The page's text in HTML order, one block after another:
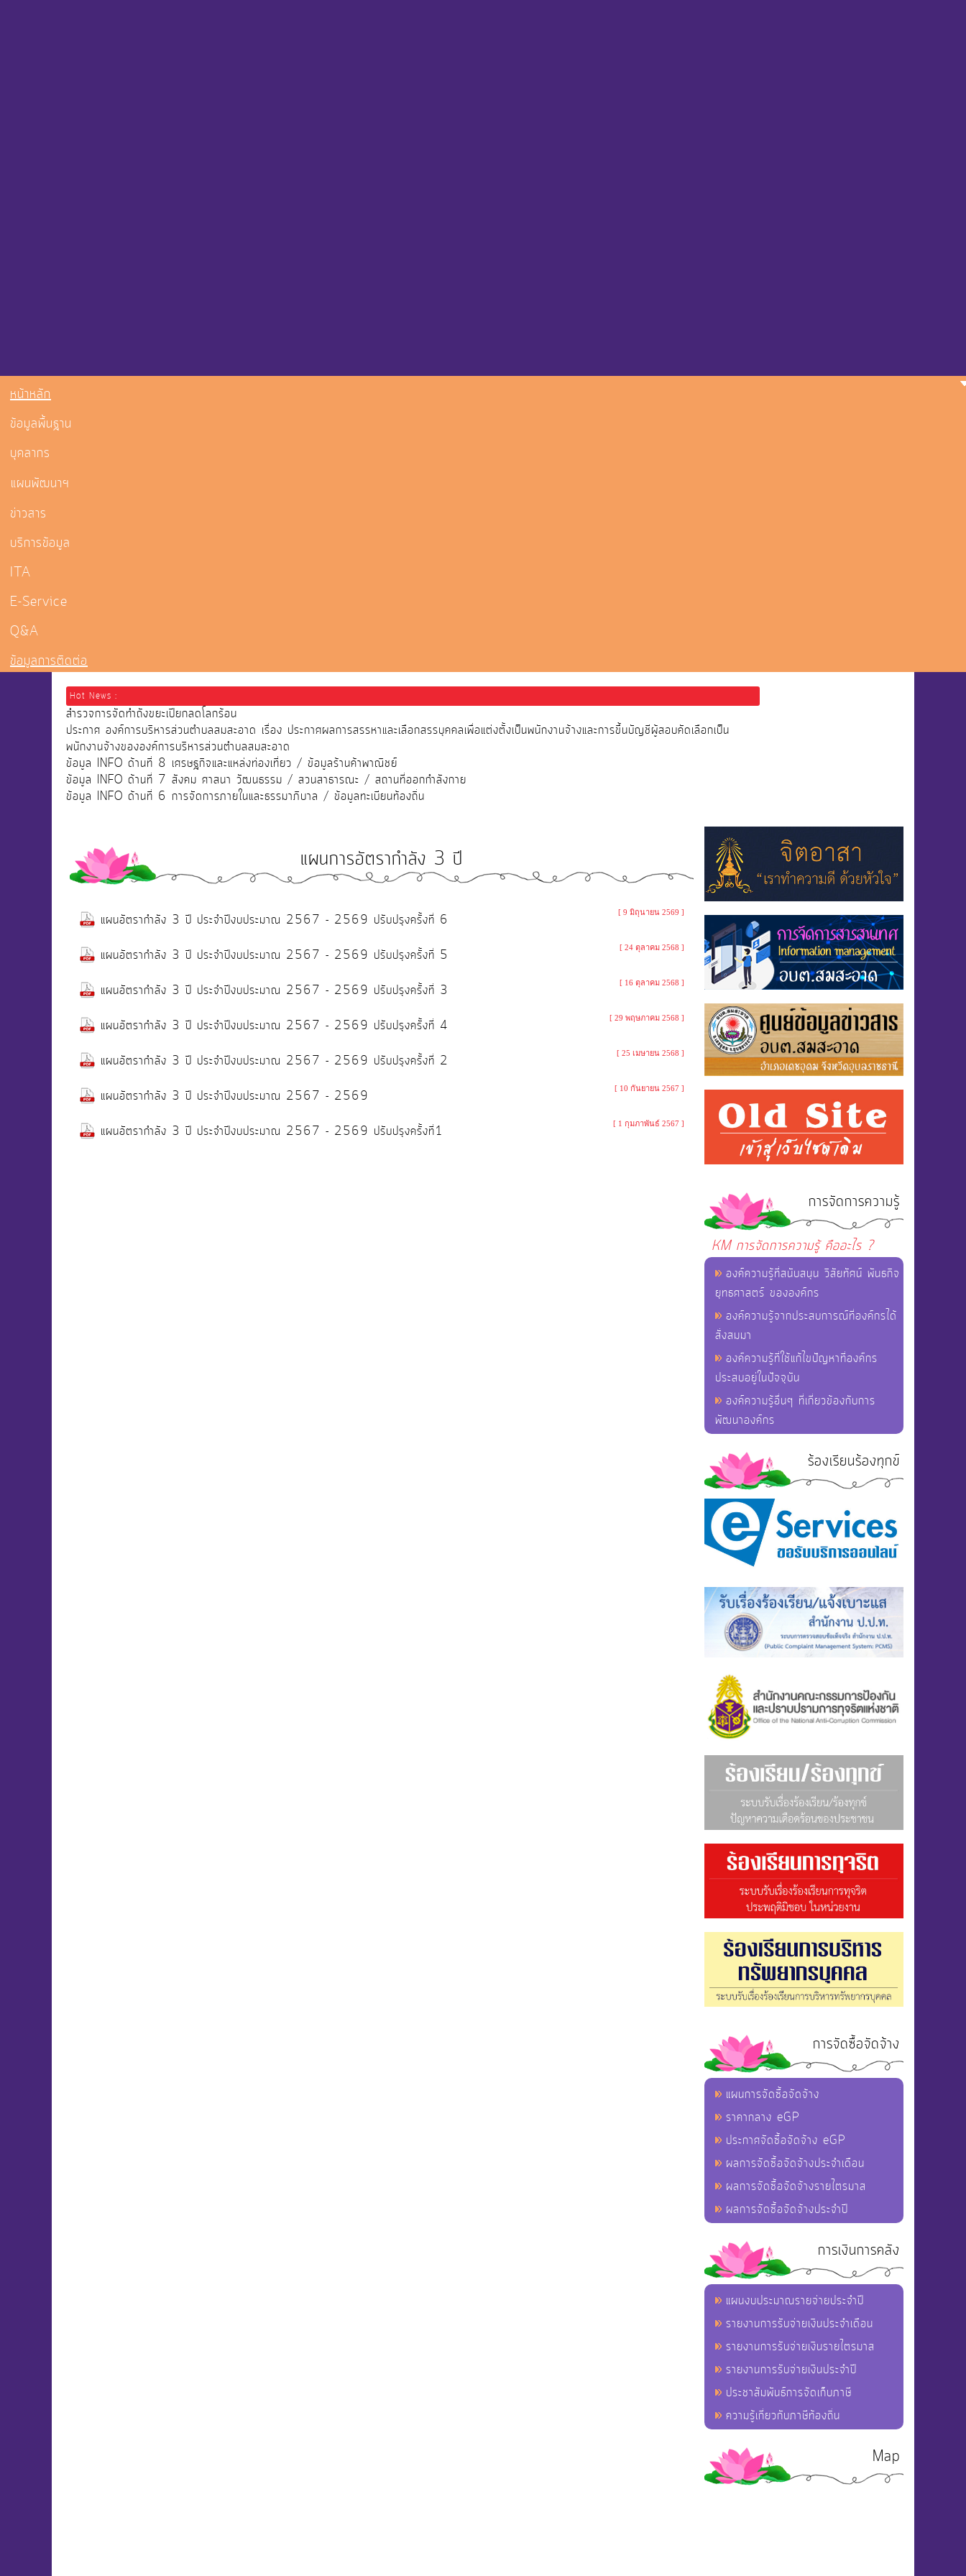
หน้าหลัก
ข้อมูลพื้นฐาน
บุคลากร
แผนพัฒนาฯ
ข่าวสาร
บริการข้อมูล
ITA
E-Service
Q&A
ข้อมูลการติดต่อ
Hot News :
สำรวจการจัดทำถังขยะเปียกลดโลกร้อน
ประกาศ องค์การบริหารส่วนตำบลสมสะอาด เรื่อง ประกาศผลการสรรหาและเลือกสรรบุคคลเพื่อแต่งตั้งเป็นพนักงานจ้างและการขึ้นบัญชีผู้สอบคัดเลือกเป็น
พนักงานจ้างขององค์การบริหารส่วนตำบลสมสะอาด
ข้อมูล INFO ด้านที่ 8 เศรษฐกิจและแหล่งท่องเที่ยว / ข้อมูลร้านค้าพาณิชย์
ข้อมูล INFO ด้านที่ 7 สังคม ศาสนา วัฒนธรรม / สวนสาธารณะ / สถานที่ออกกำลังกาย
ข้อมูล INFO ด้านที่ 6 การจัดการภายในและธรรมาภิบาล / ข้อมูลทะเบียนท้องถิ่น
แผนการอัตรากำลัง 3 ปี
แผนอัตรากำลัง 3 ปี ประจำปีงบประมาณ 2567 - 2569 ปรับปรุงครั้งที่ 6 [ 9 มิถุนายน 2569 ]
แผนอัตรากำลัง 3 ปี ประจำปีงบประมาณ 2567 - 2569 ปรับปรุงครั้งที่ 5 [ 24 ตุลาคม 2568 ]
แผนอัตรากำลัง 3 ปี ประจำปีงบประมาณ 2567 - 2569 ปรับปรุงครั้งที่ 3 [ 16 ตุลาคม 2568 ]
แผนอัตรากำลัง 3 ปี ประจำปีงบประมาณ 2567 - 2569 ปรับปรุงครั้งที่ 4 [ 29 พฤษภาคม 2568 ]
แผนอัตรากำลัง 3 ปี ประจำปีงบประมาณ 2567 - 2569 ปรับปรุงครั้งที่ 2 [ 25 เมษายน 2568 ]
แผนอัตรากำลัง 3 ปี ประจำปีงบประมาณ 2567 - 2569 [ 10 กันยายน 2567 ]
แผนอัตรากำลัง 3 ปี ประจำปีงบประมาณ 2567 - 2569 ปรับปรุงครั้งที่1 [ 1 กุมภาพันธ์ 2567 ]
การจัดการความรู้
KM การจัดการความรู้ คืออะไร ?
องค์ความรู้ที่สนับสนุน วิสัยทัศน์ พันธกิจ
ยุทธศาสตร์ ขององค์กร
องค์ความรู้จากประสบการณ์ที่องค์กรได้
สั่งสมมา
องค์ความรู้ที่ใช้แก้ไขปัญหาที่องค์กร
ประสบอยู่ในปัจจุบัน
องค์ความรู้อื่นๆ ที่เกี่ยวข้องกับการ
พัฒนาองค์กร
ร้องเรียนร้องทุกข์
การจัดซื้อจัดจ้าง
แผนการจัดซื้อจัดจ้าง
ราคากลาง eGP
ประกาศจัดซื้อจัดจ้าง eGP
ผลการจัดซื้อจัดจ้างประจำเดือน
ผลการจัดซื้อจัดจ้างรายไตรมาส
ผลการจัดซื้อจัดจ้างประจำปี
การเงินการคลัง
แผนงบประมาณรายจ่ายประจำปี
รายงานการรับจ่ายเงินประจำเดือน
รายงานการรับจ่ายเงินรายไตรมาส
รายงานการรับจ่ายเงินประจำปี
ประชาสัมพันธ์การจัดเก็บภาษี
ความรู้เกี่ยวกับภาษีท้องถิ่น
Map